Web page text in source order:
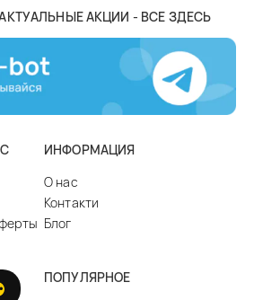
АКЦИИ - ВСЕ ЗДЕСЬ
ИНФОРМАЦИЯ
О нас
Контакти
Блог
ПОПУЛЯРНОЕ